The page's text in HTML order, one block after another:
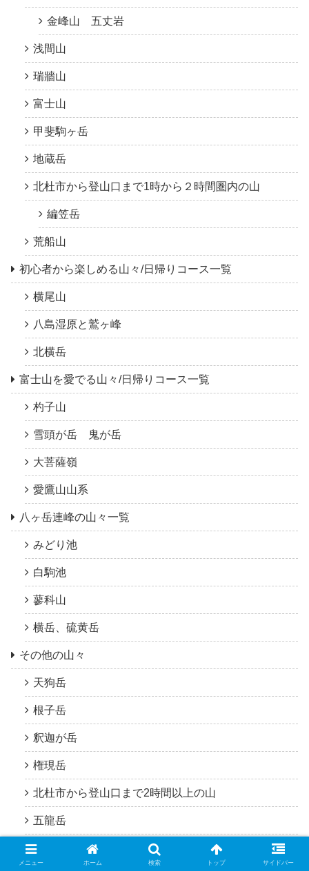
金峰山 五丈岩
浅間山
瑞牆山
富士山
甲斐駒ヶ岳
地蔵岳
北杜市から登山口まで1時から２時間圏内の山
編笠岳
荒船山
初心者から楽しめる山々/日帰りコース一覧
横尾山
八島湿原と鷲ヶ峰
北横岳
富士山を愛でる山々/日帰りコース一覧
杓子山
雪頭が岳 鬼が岳
大菩薩嶺
愛鷹山山系
八ヶ岳連峰の山々一覧
みどり池
白駒池
蓼科山
横岳、硫黄岳
その他の山々
天狗岳
根子岳
釈迦が岳
権現岳
北杜市から登山口まで2時間以上の山
五龍岳
メニュー ホーム 検索 トップ サイドバー